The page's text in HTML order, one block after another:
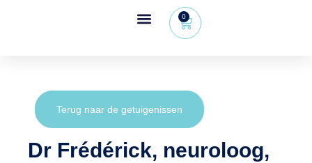
0
Terug naar de getuigenissen
Dr Frédérick, neuroloog,